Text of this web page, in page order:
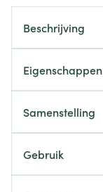
Beschrijving
Eigenschappen
Samenstelling
Gebruik